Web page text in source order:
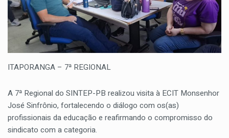
ITAPORANGA – 7ª REGIONAL
A 7ª Regional do SINTEP-PB realizou visita à ECIT Monsenhor
José Sinfrônio, fortalecendo o diálogo com os(as)
profissionais da educação e reafirmando o compromisso do
sindicato com a categoria.